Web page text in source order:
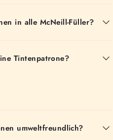
in alle McNeill-Füller?
Tintenpatrone?
umweltfreundlich?